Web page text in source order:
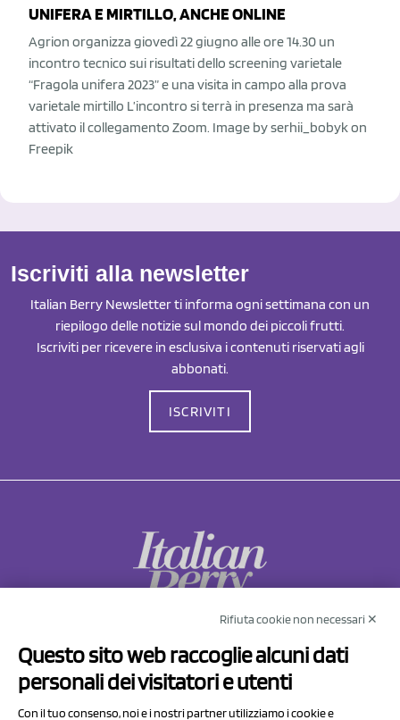
UNIFERA E MIRTILLO, ANCHE ONLINE
Agrion organizza giovedì 22 giugno alle ore 14.30 un
incontro tecnico sui risultati dello screening varietale
“Fragola unifera 2023” e una visita in campo alla prova
varietale mirtillo L’incontro si terrà in presenza ma sarà
attivato il collegamento Zoom. Image by serhii_bobyk on
Freepik
Iscriviti alla newsletter
Italian Berry Newsletter ti informa ogni settimana con un
riepilogo delle notizie sul mondo dei piccoli frutti.
Iscriviti per ricevere in esclusiva i contenuti riservati agli
abbonati.
ISCRIVITI
Via Prov.le Sassuolo Vignola 315/1
41057 Spilamberto (MO)
Rifiuta cookie non necessari ✕
Questo sito web raccoglie alcuni dati
personali dei visitatori e utenti
Con il tuo consenso, noi e i nostri partner utilizziamo i cookie e